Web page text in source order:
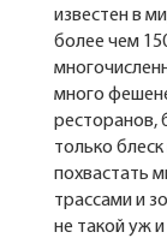
известен в
более чем
много
ресторанов,
только
похвастать
трассами и
не такой уж